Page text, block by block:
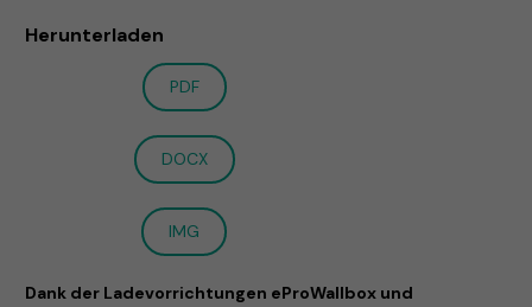
Herunterladen
PDF
DOCX
IMG
Dank der Ladevorrichtungen eProWallbox und